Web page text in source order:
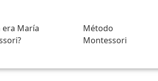
era María
Método
Montessori